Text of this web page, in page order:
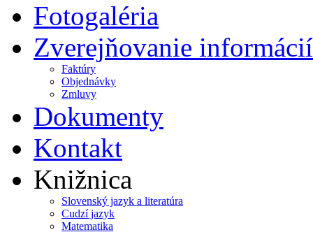
Fotogaléria
Zverejňovanie informácií
Faktúry
Objednávky
Zmluvy
Dokumenty
Kontakt
Knižnica
Slovenský jazyk a literatúra
Cudzí jazyk
Matematika